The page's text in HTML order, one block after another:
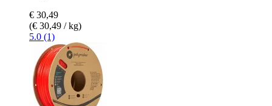
€ 30,49
(€ 30,49 / kg)
5.0 (1)